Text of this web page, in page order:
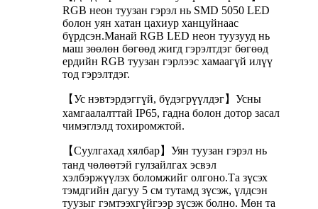
RGB неон туузан гэрэл нь SMD 5050 LED
болон уян хатан цахиур ханцуйнаас
бүрдсэн.Манай RGB LED неон туузууд нь
маш зөөлөн бөгөөд жигд гэрэлтдэг бөгөөд
ердийн RGB туузан гэрлээс хамаагүй илүү
тод гэрэлтдэг.
【Ус нэвтэрдэггүй, бүдэгрүүлдэг】Усны
хамгаалалттай IP65, гадна болон дотор засал
чимэглэлд тохиромжтой.
【Суулгахад хялбар】Уян туузан гэрэл нь
танд чөлөөтэй гулзайлгах эсвэл
хэлбэржүүлэх боломжийг олгоно.Та зүсэх
тэмдгийн дагуу 5 см тутамд зүсэж, үлдсэн
туузыг гэмтээхгүйгээр зүсэж болно. Мөн та